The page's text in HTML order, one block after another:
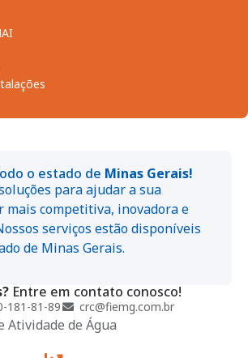
Atividade de Água
o estado de Minas Gerais!
para ajudar a sua
mais competitiva, inovadora e
serviços estão disponíveis
de Minas Gerais.
Entre em contato conosco!
181-81-89 crc@fiemg.com.br